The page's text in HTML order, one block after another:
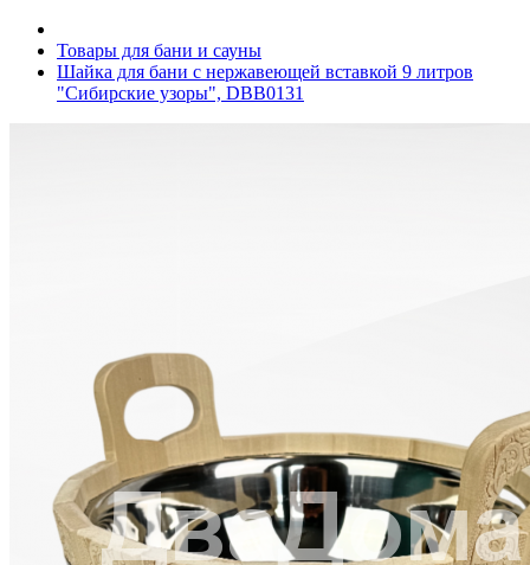
Товары для бани и сауны
Шайка для бани с нержавеющей вставкой 9 литров
"Сибирские узоры", DBB0131